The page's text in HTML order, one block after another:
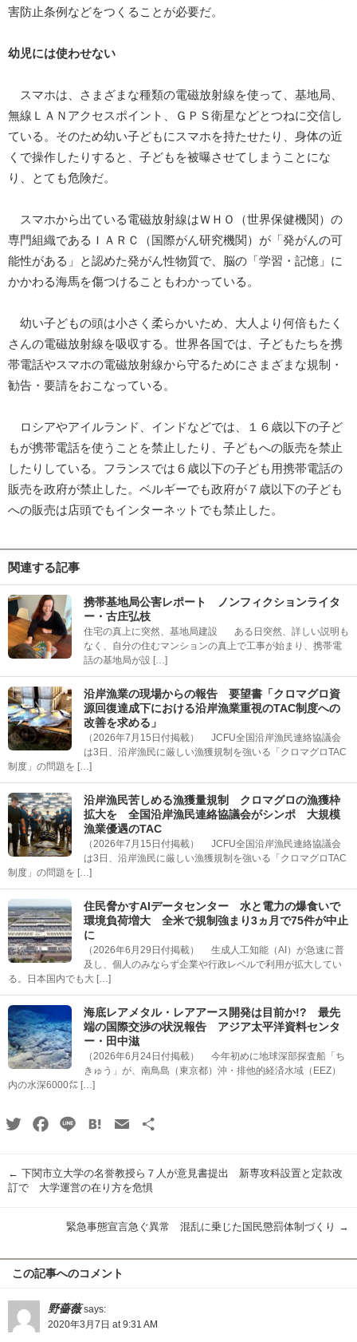
害防止条例などをつくることが必要だ。
幼児には使わせない
スマホは、さまざまな種類の電磁放射線を使って、基地局、
無線ＬＡＮアクセスポイント、ＧＰＳ衛星などとつねに交信し
ている。そのため幼い子どもにスマホを持たせたり、身体の近
くで操作したりすると、子どもを被曝させてしまうことにな
り、とても危険だ。
スマホから出ている電磁放射線はＷＨＯ（世界保健機関）の
専門組織であるＩＡＲＣ（国際がん研究機関）が「発がんの可
能性がある」と認めた発がん性物質で、脳の「学習・記憶」に
かかわる海馬を傷つけることもわかっている。
幼い子どもの頭は小さく柔らかいため、大人より何倍もたく
さんの電磁放射線を吸収する。世界各国では、子どもたちを携
帯電話やスマホの電磁放射線から守るためにさまざまな規制・
勧告・要請をおこなっている。
ロシアやアイルランド、インドなどでは、１６歳以下の子ど
もが携帯電話を使うことを禁止したり、子どもへの販売を禁止
したりしている。フランスでは６歳以下の子ども用携帯電話の
販売を政府が禁止した。ベルギーでも政府が７歳以下の子ども
への販売は店頭でもインターネットでも禁止した。
関連する記事
携帯基地局公害レポート ノンフィクションライタ
ー・古庄弘枝
住宅の真上に突然、基地局建設 ある日突然、詳しい説明も
なく、自分の住むマンションの真上で工事が始まり、携帯電
話の基地局が設 […]
沿岸漁業の現場からの報告 要望書「クロマグロ資
源回復達成下における沿岸漁業重視のTAC制度への
改善を求める」
（2026年7月15日付掲載） JCFU全国沿岸漁民連絡協議会
は3日、沿岸漁民に厳しい漁獲規制を強いる「クロマグロTAC
制度」の問題を […]
沿岸漁民苦しめる漁獲量規制 クロマグロの漁獲枠
拡大を 全国沿岸漁民連絡協議会がシンポ 大規模
漁業優遇のTAC
（2026年7月15日付掲載） JCFU全国沿岸漁民連絡協議会
は3日、沿岸漁民に厳しい漁獲規制を強いる「クロマグロTAC
制度」の問題を […]
住民脅かすAIデータセンター 水と電力の爆食いで
環境負荷増大 全米で規制強まり3ヵ月で75件が中止
に
（2026年6月29日付掲載） 生成人工知能（AI）が急速に普
及し、個人のみならず企業や行政レベルで利用が拡大してい
る。日本国内でも大 […]
海底レアメタル・レアアース開発は目前か!? 最先
端の国際交渉の状況報告 アジア太平洋資料センタ
ー・田中滋
（2026年6月24日付掲載） 今年初めに地球深部探査船「ち
きゅう」が、南鳥島（東京都）沖・排他的経済水域（EEZ）
内の水深6000㍍ […]
TwitterFacebook
Line HatenaEmail
← 下関市立大学の名誉教授ら７人が意見書提出 新専攻科設置と定款改
訂で 大学運営の在り方を危惧
緊急事態宣言急ぐ異常 混乱に乗じた国民懲罰体制づくり →
この記事へのコメント
野薔薇 says:
2020年3月7日 at 9:31 AM